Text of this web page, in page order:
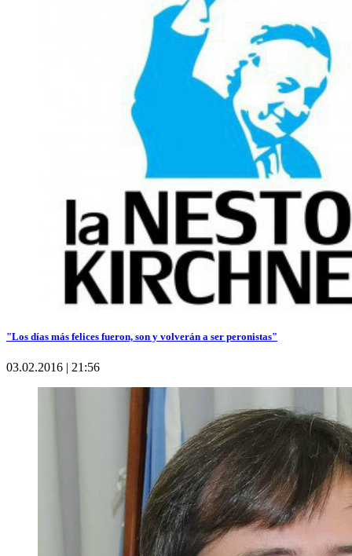
"Los días más felices fueron, son y volverán a ser peronistas"
03.02.2016 | 21:56